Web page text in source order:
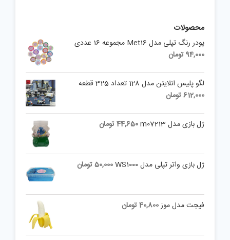
محصولات
پودر رنگ تپلی مدل Met16 مجموعه 16 عددی
94,000تومان
لگو پلیس انلایتن مدل 128 تعداد 325 قطعه
612,000تومان
ژل بازی مدل m07213 44,650تومان
ژل بازی واتر تپلی مدل WS1000 50,000تومان
فیجت مدل موز40,800تومان